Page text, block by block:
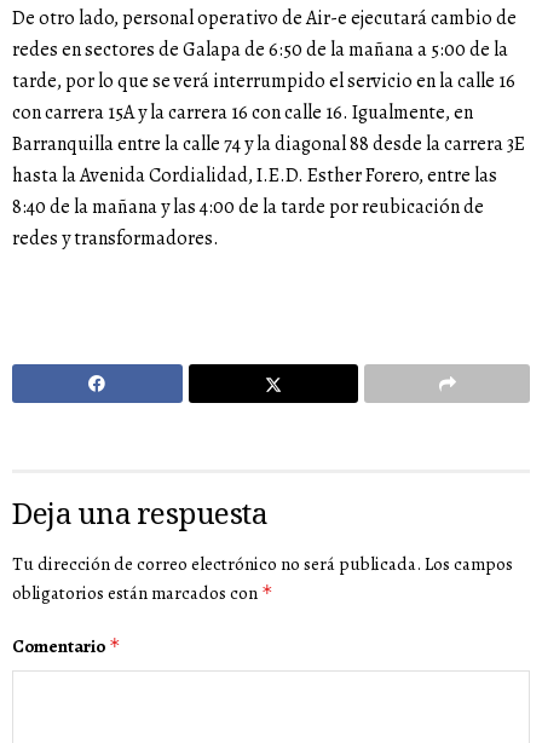
De otro lado, personal operativo de Air-e ejecutará cambio de
redes en sectores de Galapa de 6:50 de la mañana a 5:00 de la
tarde, por lo que se verá interrumpido el servicio en la calle 16
con carrera 15A y la carrera 16 con calle 16. Igualmente, en
Barranquilla entre la calle 74 y la diagonal 88 desde la carrera 3E
hasta la Avenida Cordialidad, I.E.D. Esther Forero, entre las
8:40 de la mañana y las 4:00 de la tarde por reubicación de
redes y transformadores.
Deja una respuesta
Tu dirección de correo electrónico no será publicada. Los campos
obligatorios están marcados con *
Comentario *